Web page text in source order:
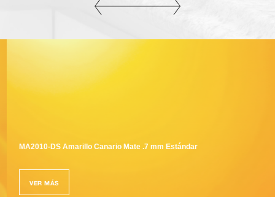
MA2010-DS Amarillo Canario Mate .7 mm Estándar
VER MÁS